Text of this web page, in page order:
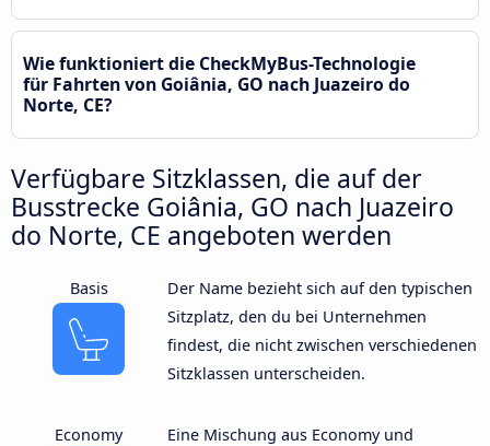
Wie funktioniert die CheckMyBus-Technologie
für Fahrten von Goiânia, GO nach Juazeiro do
Norte, CE?
Verfügbare Sitzklassen, die auf der
Busstrecke Goiânia, GO nach Juazeiro
do Norte, CE angeboten werden
Basis
Der Name bezieht sich auf den typischen
Sitzplatz, den du bei Unternehmen
findest, die nicht zwischen verschiedenen
Sitzklassen unterscheiden.
Economy
Eine Mischung aus Economy und